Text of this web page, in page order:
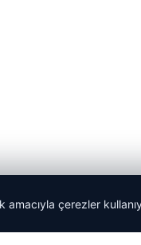
amacıyla çerezler